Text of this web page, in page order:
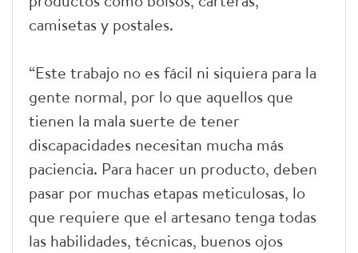
camisetas y postales.
“Este trabajo no es fácil ni siquiera para la
gente normal, por lo que aquellos que
tienen la mala suerte de tener
discapacidades necesitan mucha más
paciencia. Para hacer un producto, deben
pasar por muchas etapas meticulosas, lo
que requiere que el artesano tenga todas
las habilidades, técnicas, buenos ojos